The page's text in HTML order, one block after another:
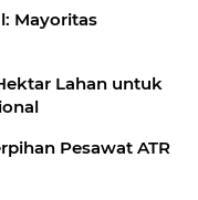
Mayoritas
Lahan untuk
Pesawat ATR